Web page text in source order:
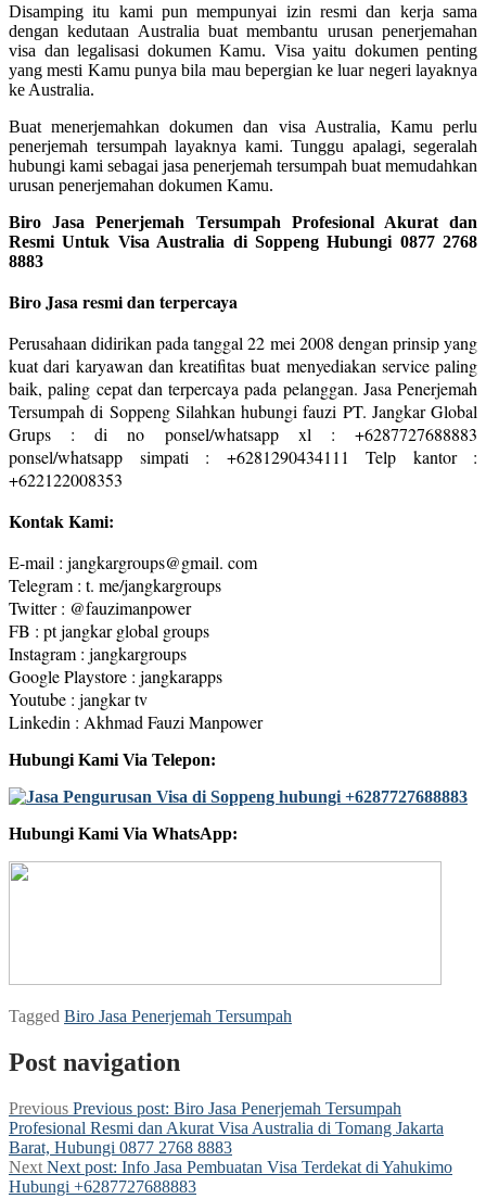
Disamping itu kami pun mempunyai izin resmi dan kerja sama
dengan kedutaan Australia buat membantu urusan penerjemahan
visa dan legalisasi dokumen Kamu. Visa yaitu dokumen penting
yang mesti Kamu punya bila mau bepergian ke luar negeri layaknya
ke Australia.
Buat menerjemahkan dokumen dan visa Australia, Kamu perlu
penerjemah tersumpah layaknya kami. Tunggu apalagi, segeralah
hubungi kami sebagai jasa penerjemah tersumpah buat memudahkan
urusan penerjemahan dokumen Kamu.
Biro Jasa Penerjemah Tersumpah Profesional Akurat dan
Resmi Untuk Visa Australia di Soppeng Hubungi 0877 2768
8883
Biro Jasa resmi dan terpercaya
Perusahaan didirikan pada tanggal 22 mei 2008 dengan prinsip yang
kuat dari karyawan dan kreatifitas buat menyediakan service paling
baik, paling cepat dan terpercaya pada pelanggan. Jasa Penerjemah
Tersumpah di Soppeng Silahkan hubungi fauzi PT. Jangkar Global
Grups : di no ponsel/whatsapp xl : +6287727688883
ponsel/whatsapp simpati : +6281290434111 Telp kantor :
+622122008353
Kontak Kami:
E-mail : jangkargroups@gmail. com
Telegram : t. me/jangkargroups
Twitter : @fauzimanpower
FB : pt jangkar global groups
Instagram : jangkargroups
Google Playstore : jangkarapps
Youtube : jangkar tv
Linkedin : Akhmad Fauzi Manpower
Hubungi Kami Via Telepon:
Hubungi Kami Via WhatsApp:
Tagged Biro Jasa Penerjemah Tersumpah
Post navigation
Previous Previous post: Biro Jasa Penerjemah Tersumpah
Profesional Resmi dan Akurat Visa Australia di Tomang Jakarta
Barat, Hubungi 0877 2768 8883
Next Next post: Info Jasa Pembuatan Visa Terdekat di Yahukimo
Hubungi +6287727688883